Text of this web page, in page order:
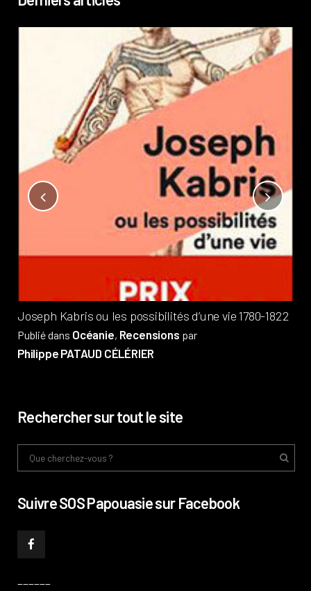
Joseph Kabris ou les possibilités d’une vie 1780-1822
Publié dans Océanie, Recensions par
Philippe PATAUD CÉLÉRIER
Rechercher sur tout le site
Suivre SOS Papouasie sur Facebook